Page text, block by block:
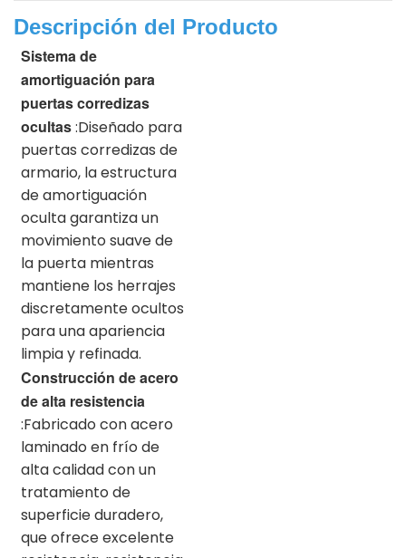
Descripción del Producto
Sistema de
amortiguación para
puertas corredizas
ocultas:Diseñado para
puertas corredizas de
armario, la estructura
de amortiguación
oculta garantiza un
movimiento suave de
la puerta mientras
mantiene los herrajes
discretamente ocultos
para una apariencia
limpia y refinada.
Construcción de acero
de alta resistencia
:Fabricado con acero
laminado en frío de
alta calidad con un
tratamiento de
superficie duradero,
que ofrece excelente